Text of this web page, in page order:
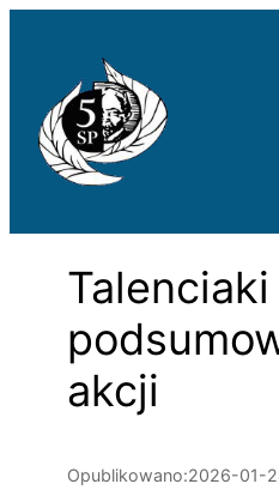
akcji
Opublikowano:2026-01-